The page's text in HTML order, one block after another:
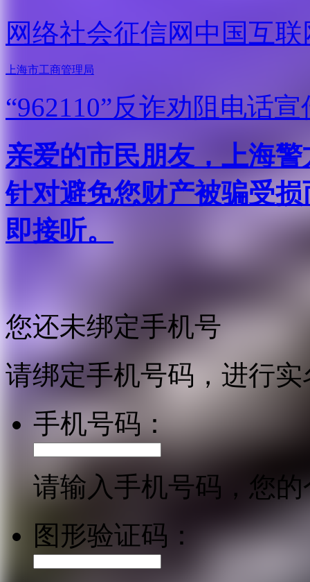
网络社会征信网 中国互
上海市工商管理局
“962110”反诈劝阻电话宣
亲爱的市民朋友，上海
针对避免您财产被骗受
即接听。
您还未绑定手机号
请绑定手机号码，进行
手机号码：
请输入手机号码，您
图形验证码：